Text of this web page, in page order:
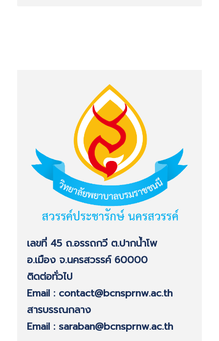
เลขที่ 45 ถ.อรรถกวี ต.ปากน้ำโพ
อ.เมือง จ.นครสวรรค์ 60000
ติดต่อทั่วไป
Email : contact@bcnsprnw.ac.th
สารบรรณกลาง
Email : saraban@bcnsprnw.ac.th